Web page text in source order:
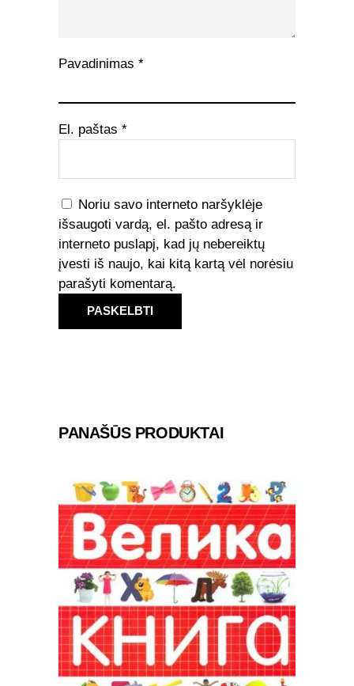
Pavadinimas *
El. paštas *
Noriu savo interneto naršyklėje
išsaugoti vardą, el. pašto adresą ir
interneto puslapį, kad jų nebereiktų
įvesti iš naujo, kai kitą kartą vėl norėsiu
parašyti komentarą.
PANAŠŪS PRODUKTAI